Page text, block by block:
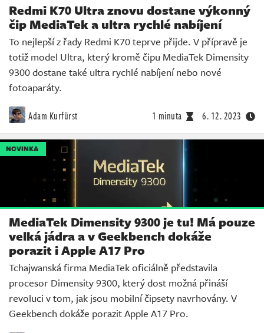
Redmi K70 Ultra znovu dostane výkonný
čip MediaTek a ultra rychlé nabíjení
To nejlepší z řady Redmi K70 teprve přijde. V přípravě je
totiž model Ultra, který kromě čipu MediaTek Dimensity
9300 dostane také ultra rychlé nabíjení nebo nové
fotoaparáty.
Adam Kurfürst 1 minuta 6. 12. 2023
NOVINKA
MediaTek Dimensity 9300 je tu! Má pouze
velká jádra a v Geekbench dokáže
porazit i Apple A17 Pro
Tchajwanská firma MediaTek oficiálně představila
procesor Dimensity 9300, který dost možná přináší
revoluci v tom, jak jsou mobilní čipsety navrhovány. V
Geekbench dokáže porazit Apple A17 Pro.